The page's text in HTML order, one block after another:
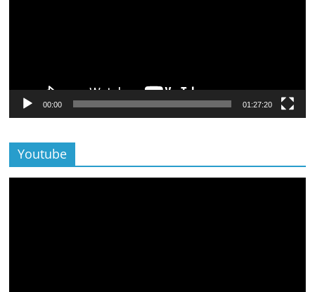
00:00 01:27:20
Youtube